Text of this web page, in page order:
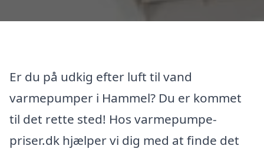
Er du på udkig efter luft til vand
varmepumper i Hammel? Du er kommet
til det rette sted! Hos varmepumpe-
priser.dk hjælper vi dig med at finde det